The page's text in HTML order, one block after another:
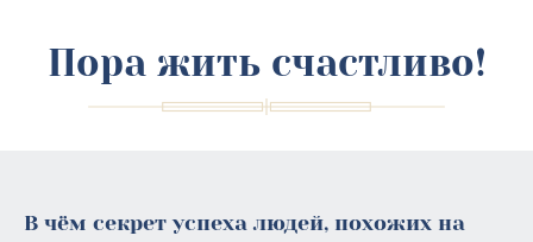
Пора жить счастливо!
В чём секрет успеха людей, похожих на